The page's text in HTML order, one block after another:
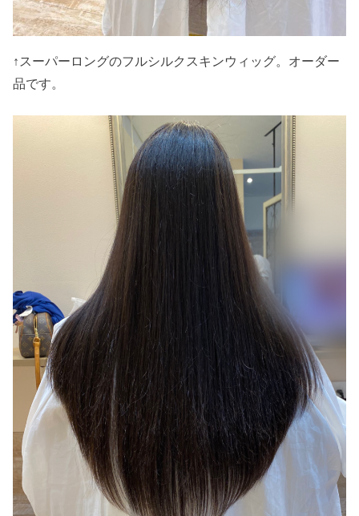
↑スーパーロングのフルシルクスキンウィッグ。オーダー
品です。